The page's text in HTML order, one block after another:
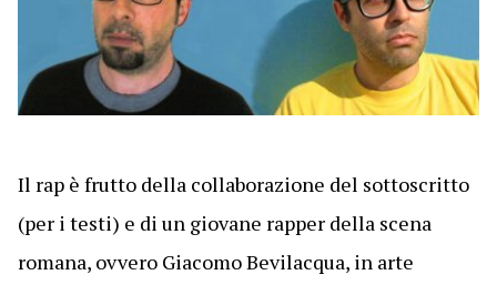
Il rap è frutto della collaborazione del sottoscritto
(per i testi) e di un giovane rapper della scena
romana, ovvero Giacomo Bevilacqua, in arte